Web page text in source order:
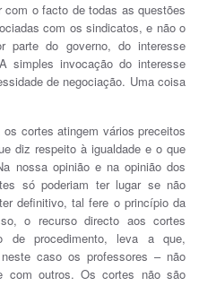
o facto de todas as questões
com os sindicatos, e não o
parte do governo, do interesse
simples invocação do interesse
de negociação. Uma coisa
cortes atingem vários preceitos
diz respeito à igualdade e o que
nossa opinião e na opinião dos
só poderiam ter lugar se não
definitivo, tal fere o princípio da
o recurso directo aos cortes
de procedimento, leva a que,
caso os professores – não
com outros. Os cortes não são